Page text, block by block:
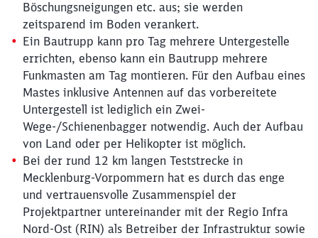
Böschungsneigungen etc. aus; sie werden
zeitsparend im Boden verankert.
Ein Bautrupp kann pro Tag mehrere Untergestelle
errichten, ebenso kann ein Bautrupp mehrere
Funkmasten am Tag montieren. Für den Aufbau eines
Mastes inklusive Antennen auf das vorbereitete
Untergestell ist lediglich ein Zwei-
Wege-/Schienenbagger notwendig. Auch der Aufbau
von Land oder per Helikopter ist möglich.
Bei der rund 12 km langen Teststrecke in
Mecklenburg-Vorpommern hat es durch das enge
und vertrauensvolle Zusammenspiel der
Projektpartner untereinander mit der Regio Infra
Nord-Ost (RIN) als Betreiber der Infrastruktur sowie